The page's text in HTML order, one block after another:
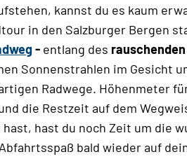
kannst du es kaum
in den Salzburger Bergen
- entlang des rauschenden
Sonnenstrahlen im Gesicht
Radwege. Höhenmeter
die Restzeit auf dem
hast du noch Zeit um die
bald wieder auf